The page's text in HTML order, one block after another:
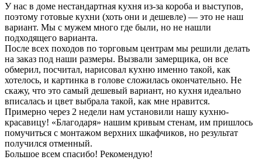
У нас в доме нестандартная кухня из-за короба и выступов,
поэтому готовые кухни (хоть они и дешевле) — это не наш
вариант. Мы с мужем много где были, но не нашли
подходящего варианта.
После всех походов по торговым центрам мы решили делать
на заказ под наши размеры. Вызвали замерщика, он все
обмерил, посчитал, нарисовал кухню именно такой, как
хотелось, и картинка в голове сложилась окончательно. Не
скажу, что это самый дешевый вариант, но кухня идеально
вписалась и цвет выбрала такой, как мне нравится.
Примерно через 2 недели нам установили нашу кухню-
красавицу! «Благодаря» нашим кривым стенам, им пришлось
помучиться с монтажом верхних шкафчиков, но результат
получился отменный.
Большое всем спасибо! Рекомендую!